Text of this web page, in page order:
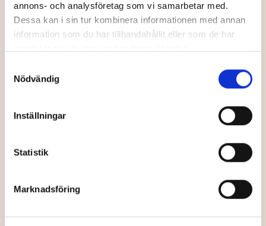
annons- och analysföretag som vi samarbetar med.
Dessa kan i sin tur kombinera informationen med annan
information som du har tillhandahållit eller som de har
Nödvändig
Inställningar
Statistik
Marknadsföring
Turridning på
Backfors Gård
Turridning på
Grönåkers Farm
hos Hedlunda
Husky